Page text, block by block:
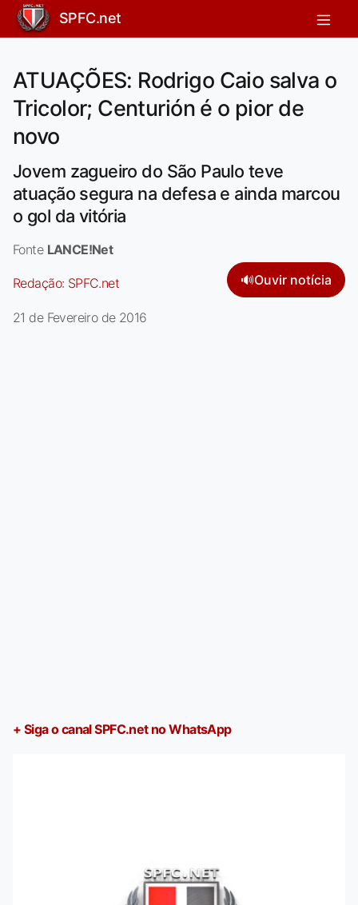
SPFC.net
ATUAÇÕES: Rodrigo Caio salva o
Tricolor; Centurión é o pior de
novo
Jovem zagueiro do São Paulo teve
atuação segura na defesa e ainda marcou
o gol da vitória
Fonte LANCE!Net
Redação: SPFC.net 🔊Ouvir notícia
21 de Fevereiro de 2016
+ Siga o canal SPFC.net no WhatsApp